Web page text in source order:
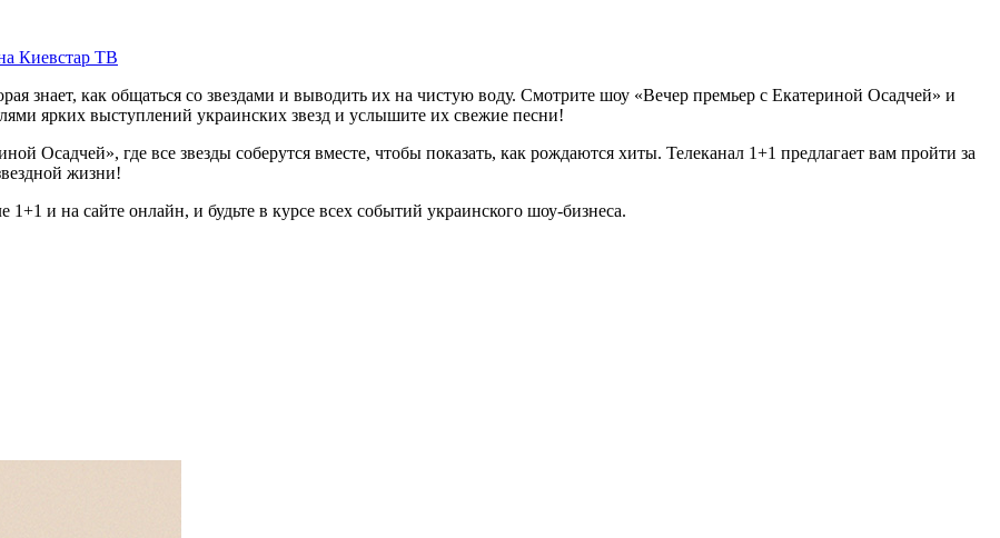
Киевстар ТВ
знает, как общаться со звездами и выводить их на чистую воду. Смотрите шоу «Вечер премьер с Екатериной Осадчей» и
ярких выступлений украинских звезд и услышите их свежие песни!
Осадчей», где все звезды соберутся вместе, чтобы показать, как рождаются хиты. Телеканал 1+1 предлагает вам пройти за
жизни!
и на сайте онлайн, и будьте в курсе всех событий украинского шоу-бизнеса.